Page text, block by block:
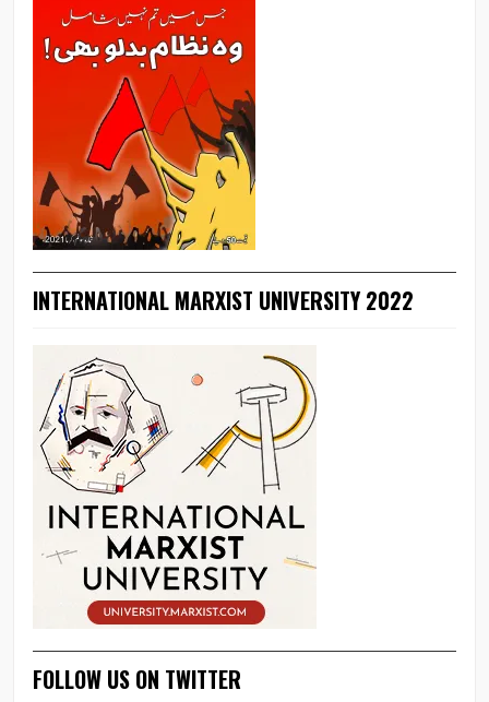
INTERNATIONAL MARXIST UNIVERSITY 2022
FOLLOW US ON TWITTER